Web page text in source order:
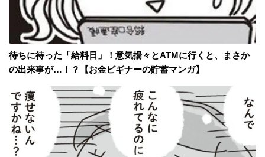
待ちに待った「給料日」！意気揚々とATMに行くと、まさか
の出来事が…！？【お金ビギナーの貯蓄マンガ】